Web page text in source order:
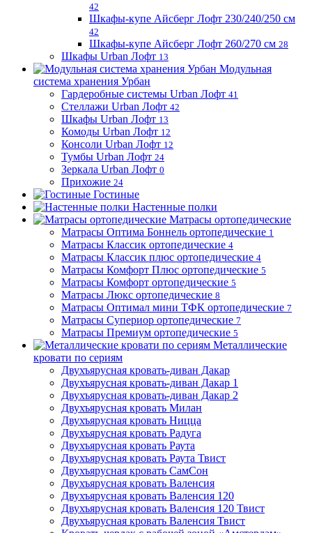
42
Шкафы-купе Айсберг Лофт 230/240/250 см
42
Шкафы-купе Айсберг Лофт 260/270 см 28
Шкафы Urban Лофт 13
Модульная
система хранения Урбан
Гардеробные системы Urban Лофт 41
Стеллажи Urban Лофт 42
Шкафы Urban Лофт 13
Комоды Urban Лофт 12
Консоли Urban Лофт 12
Тумбы Urban Лофт 24
Зеркала Urban Лофт 0
Прихожие 24
Гостиные
Настенные полки
Матрасы ортопедические
Матрасы Оптима Боннель ортопедические 1
Матрасы Классик ортопедические 4
Матрасы Классик плюс ортопедические 4
Матрасы Комфорт Плюс ортопедические 5
Матрасы Комфорт ортопедические 5
Матрасы Люкс ортопедические 8
Матрасы Оптимал мини ТФК ортопедические 7
Матрасы Супериор ортопедические 7
Матрасы Премиум ортопедические 5
Металлические
кровати по сериям
Двухъярусная кровать-диван Дакар
Двухъярусная кровать-диван Дакар 1
Двухъярусная кровать-диван Дакар 2
Двухъярусная кровать Милан
Двухъярусная кровать Ницца
Двухъярусная кровать Радуга
Двухъярусная кровать Раута
Двухъярусная кровать Раута Твист
Двухъярусная кровать СамСон
Двухъярусная кровать Валенсия
Двухъярусная кровать Валенсия 120
Двухъярусная кровать Валенсия 120 Твист
Двухъярусная кровать Валенсия Твист